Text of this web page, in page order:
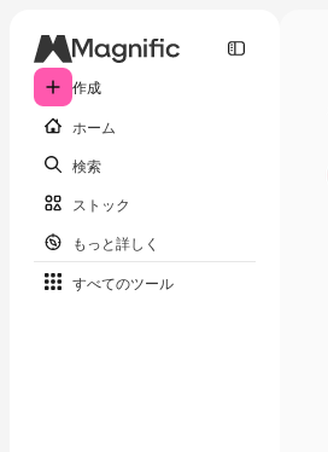
作成
ホーム
検索
ストック
もっと詳しく
すべてのツール